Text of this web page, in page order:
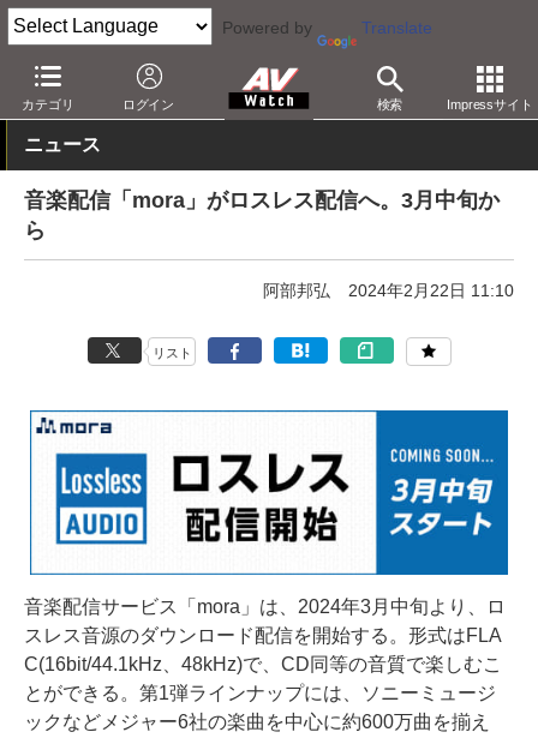
Powered by Translate
カテゴリ ログイン 検索 Impressサイト
AV Watch コンテンツ・サービス 音楽配信 mora
ニュース
音楽配信「mora」がロスレス配信へ。3月中旬か
ら
阿部邦弘 2024年2月22日 11:10
リスト
音楽配信サービス「mora」は、2024年3月中旬より、ロ
スレス音源のダウンロード配信を開始する。形式はFLA
C(16bit/44.1kHz、48kHz)で、CD同等の音質で楽しむこ
とができる。第1弾ラインナップには、ソニーミュージ
ックなどメジャー6社の楽曲を中心に約600万曲を揃え